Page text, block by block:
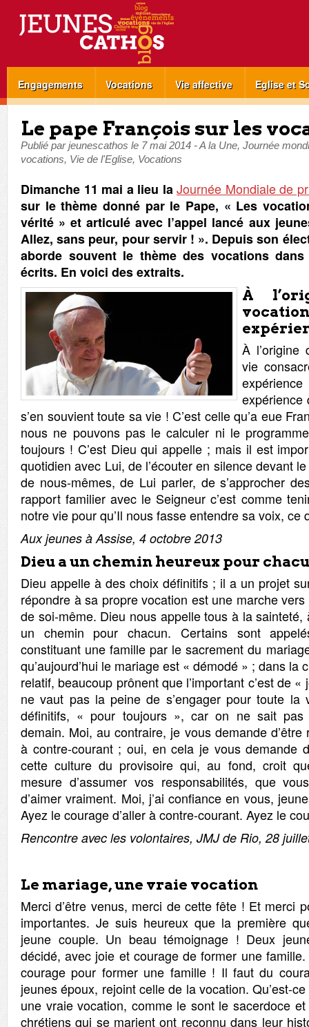
Engagements Vocations Vie affective Eglise et
Le pape François sur les
Publié parjeunescathos le 7 mai 2014 -A la Une, Journée
vocations, Vie de l'Eglise, Vocations
Dimanche 11 mai a lieu laJournée Mondiale de
sur le thème donné par le Pape, « Les
vérité » et articulé avec l’appel lancé aux
Allez, sans peur, pour servir ! ». Depuis son
aborde souvent le thème des vocations
écrits. En voici des extraits.
À
À
vie
expérience
s’en souvient toute sa vie ! C’est celle qu’a eue
nous ne pouvons pas le calculer ni le
toujours ! C’est Dieu qui appelle ; mais il est
quotidien avec Lui, de l’écouter en silence devant
de nous-mêmes, de Lui parler, de s’approcher
rapport familier avec le Seigneur c’est comme
notre vie pour qu’Il nous fasse entendre sa voix, ce
Aux jeunes à Assise, 4 octobre 2013
Dieu a un chemin heureux pour
Dieu appelle à des choix définitifs ; il a un projet
répondre à sa propre vocation est une marche
de soi-même. Dieu nous appelle tous à la
un chemin pour chacun. Certains sont
constituant une famille par le sacrement du
qu’aujourd’hui le mariage est « démodé » ; dans la
relatif, beaucoup prônent que l’important c’est de «
ne vaut pas la peine de s’engager pour toute la
définitifs, « pour toujours », car on ne sait
demain. Moi, au contraire, je vous demande d’être
à contre-courant ; oui, en cela je vous demande
cette culture du provisoire qui, au fond, croit
mesure d’assumer vos responsabilités, que
d’aimer vraiment. Moi, j’ai confiance en vous,
Ayez le courage d’aller à contre-courant. Ayez le
Rencontre avec les volontaires, JMJ de Rio, 28
Le mariage, une vraie vocation
Merci d’être venus, merci de cette fête ! Et merci
importantes. Je suis heureux que la première
jeune couple. Un beau témoignage ! Deux
décidé, avec joie et courage de former une
courage pour former une famille ! Il faut du
jeunes époux, rejoint celle de la vocation. Qu’est-
une vraie vocation, comme le sont le sacerdoce
chrétiens qui se marient ont reconnu dans leur